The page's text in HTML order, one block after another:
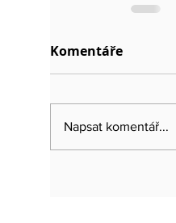
Komentáře
Napsat komentář...